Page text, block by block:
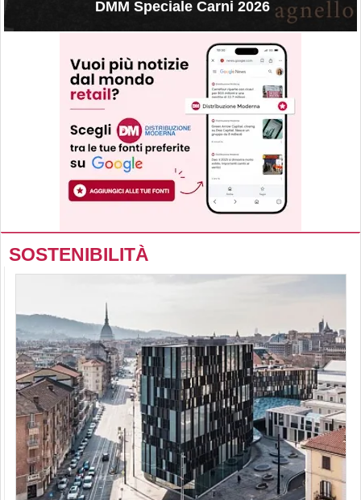
DMM Speciale Carni 2026
SOSTENIBILITÀ